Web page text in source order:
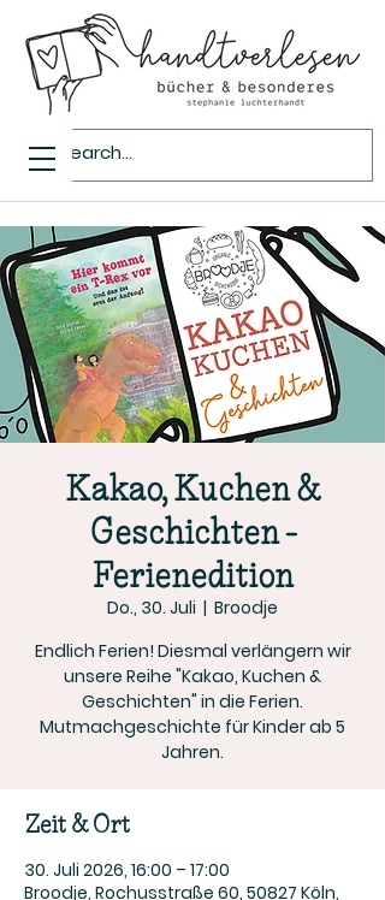
Kakao, Kuchen &
Geschichten -
Ferienedition
Do., 30. Juli
  |
Broodje
Endlich Ferien! Diesmal verlängern wir
unsere Reihe "Kakao, Kuchen &
Geschichten" in die Ferien.
Mutmachgeschichte für Kinder ab 5
Jahren.
Zeit & Ort
30. Juli 2026, 16:00 – 17:00
Broodje, Rochusstraße 60, 50827 Köln,